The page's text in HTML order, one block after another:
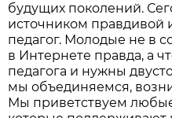
будущих поколений.
источником правдивой
педагог. Молодые не в
в Интернете правда, а
педагога и нужны
мы объединяемся,
Мы приветствуем